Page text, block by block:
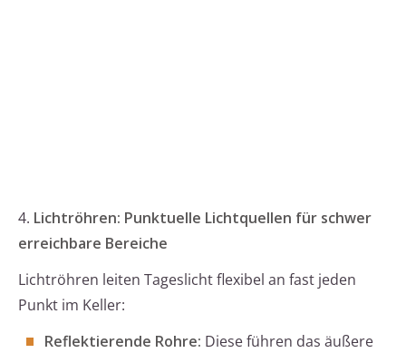
4. Lichtröhren: Punktuelle Lichtquellen für schwer
erreichbare Bereiche
Lichtröhren leiten Tageslicht flexibel an fast jeden
Punkt im Keller:
Reflektierende Rohre: Diese führen das äußere